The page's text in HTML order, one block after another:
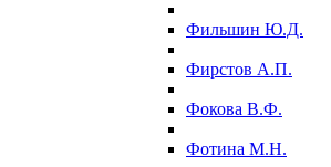
Фильшин Ю.Д.
Фирстов А.П.
Фокова В.Ф.
Фотина М.Н.